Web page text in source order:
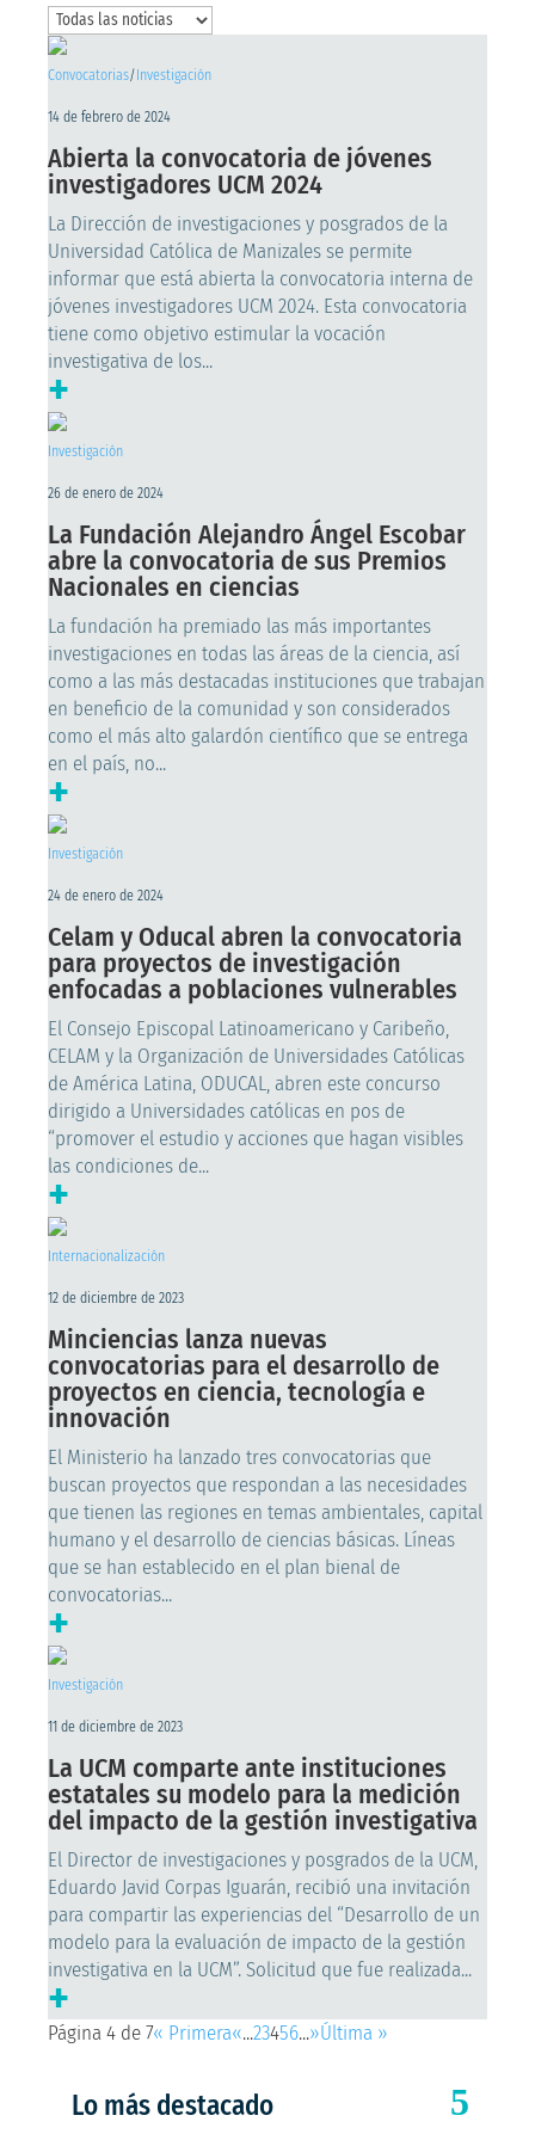
Convocatorias/ Investigación
14 de febrero de 2024
Abierta la convocatoria de jóvenes
investigadores UCM 2024
La Dirección de investigaciones y posgrados de la
Universidad Católica de Manizales se permite
informar que está abierta la convocatoria interna de
jóvenes investigadores UCM 2024. Esta convocatoria
tiene como objetivo estimular la vocación
investigativa de los...
+
Investigación
26 de enero de 2024
La Fundación Alejandro Ángel Escobar
abre la convocatoria de sus Premios
Nacionales en ciencias
La fundación ha premiado las más importantes
investigaciones en todas las áreas de la ciencia, así
como a las más destacadas instituciones que trabajan
en beneficio de la comunidad y son considerados
como el más alto galardón científico que se entrega
en el país, no...
+
Investigación
24 de enero de 2024
Celam y Oducal abren la convocatoria
para proyectos de investigación
enfocadas a poblaciones vulnerables
El Consejo Episcopal Latinoamericano y Caribeño,
CELAM y la Organización de Universidades Católicas
de América Latina, ODUCAL, abren este concurso
dirigido a Universidades católicas en pos de
“promover el estudio y acciones que hagan visibles
las condiciones de...
+
Internacionalización
12 de diciembre de 2023
Minciencias lanza nuevas
convocatorias para el desarrollo de
proyectos en ciencia, tecnología e
innovación
El Ministerio ha lanzado tres convocatorias que
buscan proyectos que respondan a las necesidades
que tienen las regiones en temas ambientales, capital
humano y el desarrollo de ciencias básicas. Líneas
que se han establecido en el plan bienal de
convocatorias...
+
Investigación
11 de diciembre de 2023
La UCM comparte ante instituciones
estatales su modelo para la medición
del impacto de la gestión investigativa
El Director de investigaciones y posgrados de la UCM,
Eduardo Javid Corpas Iguarán, recibió una invitación
para compartir las experiencias del “Desarrollo de un
modelo para la evaluación de impacto de la gestión
investigativa en la UCM”. Solicitud que fue realizada...
+
Página 4 de 7« Primera«...23456...»Última »
Lo más destacado